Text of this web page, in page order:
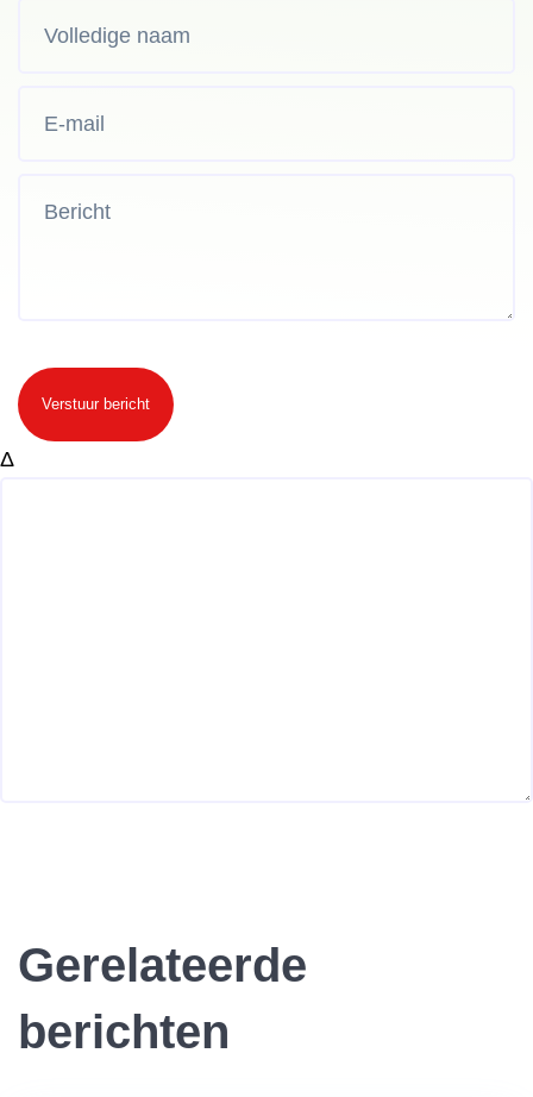
Verstuur bericht
Δ
Gerelateerde
berichten